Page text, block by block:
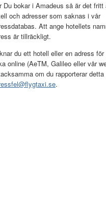
Du bokar i Amadeus så är det
och adresser som saknas i vår
Att ange hotellets
är tillräckligt.
du ett hotell eller en adress
online (AeTM, Galileo eller vår
om du rapporterar
.